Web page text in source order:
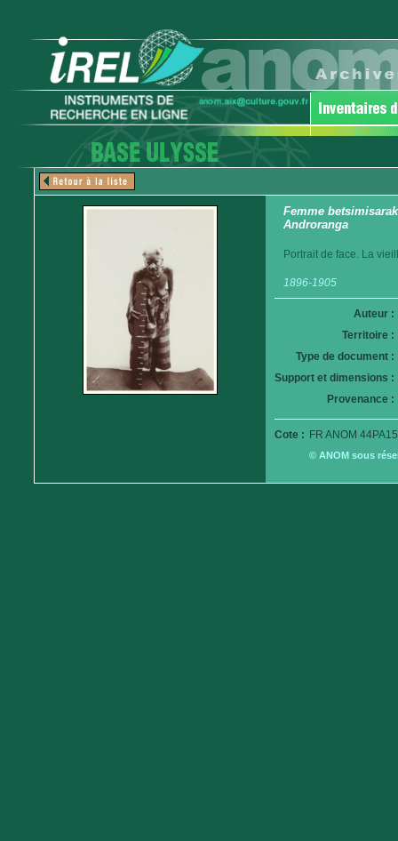
Femme
Androranga
Portrait de face. La
1896-1905
Auteur :
Territoire :
Type de document :
Support et dimensions :
Provenance :
Cote : FR ANOM
© ANOM sous